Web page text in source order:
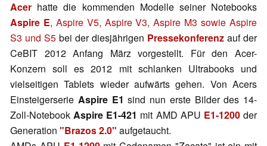
Acer hatte die kommenden Modelle seiner Notebooks
Aspire E, Aspire V5, Aspire V3, Aspire M3 sowie Aspire
S3 und S5 bei der diesjährigen Pressekonferenz auf der
CeBIT 2012 Anfang März vorgestellt. Für den Acer-
Konzern soll es 2012 mit schlanken Ultrabooks und
vielseitigen Tablets wieder aufwärts gehen. Von Acers
Einsteigerserie Aspire E1 sind nun erste Bilder des 14-
Zoll-NotebookAspire E1-421 mit AMD APU E1-1200der
Generation "Brazos 2.0" aufgetaucht.